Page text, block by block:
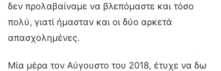
δεν προλαβαίναμε να βλεπόμαστε και τόσο
πολύ, γιατί ήμασταν και οι δύο αρκετά
απασχολημένες.
Μία μέρα τον Αύγουστο του 2018, έτυχε να δω